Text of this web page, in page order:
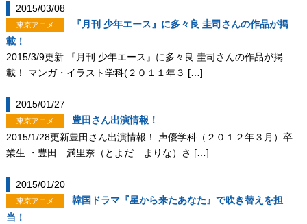
2015/03/08
東京アニメ
『月刊 少年エース』に多々良 圭司さんの作品が掲
載！
2015/3/9更新 『月刊 少年エース』に多々良 圭司さんの作品が掲
載！ マンガ・イラスト学科(２０１１年３ […]
2015/01/27
東京アニメ
豊田さん出演情報！
2015/1/28更新豊田さん出演情報！ 声優学科（２０１２年３月）卒
業生 ・豊田 満里奈（とよだ まりな）さ […]
2015/01/20
東京アニメ
韓国ドラマ『星から来たあなた』で吹き替えを担
当！